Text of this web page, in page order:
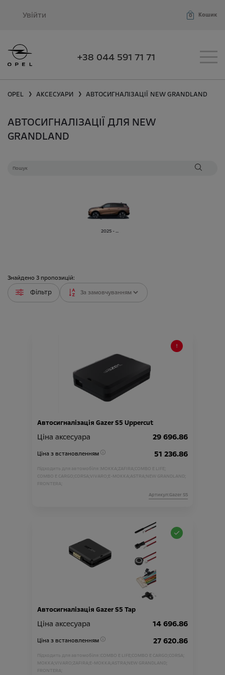
Увійти 0 Кошик
+38 044 591 71 71
OPEL ❯ АКСЕСУАРИ ❯ АВТОСИГНАЛІЗАЦІЇ NEW GRANDLAND
АВТОСИГНАЛІЗАЦІЇ ДЛЯ NEW
GRANDLAND
2025 - ...
Знайдено 3 пропозицій:
Фільтр
Автосигналізація Gazer S5 Uppercut
Ціна аксесуара 29 696.86
Ціна з встановленням 51 236.86
Підходить для автомобіля : MOKKA; ZAFIRA; COMBO E LIFE;
COMBO E CARGO; CORSA; VIVARO; E-MOKKA; ASTRA; NEW GRANDLAND;
FRONTERA;
Артикул:Gazer S5
Автосигналізація Gazer S5 Tap
Ціна аксесуара 14 696.86
Ціна з встановленням 27 620.86
Підходить для автомобіля : COMBO E LIFE; COMBO E CARGO; CORSA;
MOKKA; VIVARO; ZAFIRA; E-MOKKA; ASTRA; NEW GRANDLAND;
FRONTERA;